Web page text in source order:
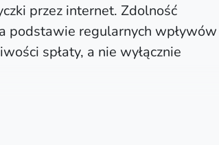
przez internet. Zdolność
podstawie regularnych wpływów
spłaty, a nie wyłącznie